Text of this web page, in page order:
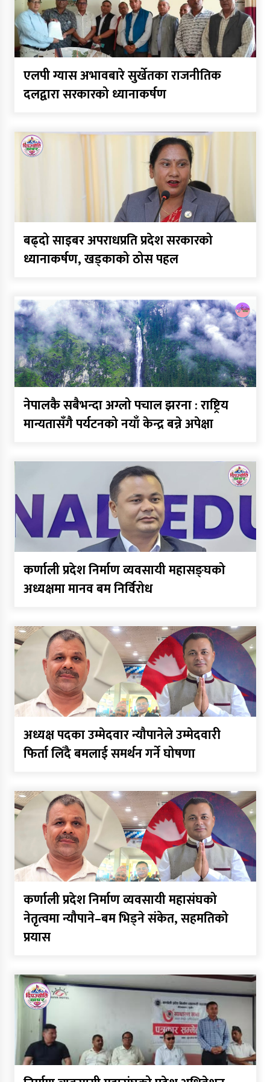
निर्विरोध
अध्यक्ष पदका उम्मेदवार न्यौपानेले
उम्मेदवारी फिर्ता लिँदै बमलाई
समर्थन गर्ने घोषणा
महासंघको नेतृत्वमा न्यौपाने–बम
भिड्ने संकेत, सहमतिको प्रयास
निर्माण व्यवसायी महासंघको प्रदेश
अधिवेशन, सार्वजनिक खरिद
सुधारदेखि नयाँ नेतृत्वसम्म
छलफल
कर्णाली निर्माण व्यवसायी महासंघ
अध्यक्षको दौडमा न्यौपाने अनुभव र
नेतृत्वको बलियो दाबी
कर्णालीमा मन्त्रालय भागबण्डामै
एलपी ग्यास अभावबारे सुर्खेतका राजनीतिक
दलद्वारा सरकारको ध्यानाकर्षण
बढ्दो साइबर अपराधप्रति प्रदेश सरकारको
ध्यानाकर्षण, खड्काको ठोस पहल
नेपालकै सबैभन्दा अग्लो पचाल झरना : राष्ट्रिय
मान्यतासँगै पर्यटनको नयाँ केन्द्र बन्ने अपेक्षा
कर्णाली प्रदेश निर्माण व्यवसायी महासङ्घको
अध्यक्षमा मानव बम निर्विरोध
अध्यक्ष पदका उम्मेदवार न्यौपानेले उम्मेदवारी
फिर्ता लिँदै बमलाई समर्थन गर्ने घोषणा
कर्णाली प्रदेश निर्माण व्यवसायी महासंघको
नेतृत्वमा न्यौपाने–बम भिड्ने संकेत, सहमतिको
प्रयास